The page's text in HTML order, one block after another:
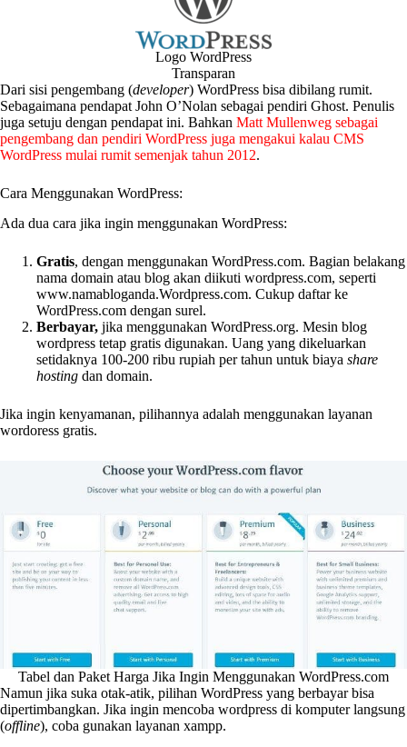
Logo WordPress
Transparan
Dari sisi pengembang (developer) WordPress bisa dibilang rumit.
Sebagaimana pendapat John O’Nolan sebagai pendiri Ghost. Penulis
juga setuju dengan pendapat ini. Bahkan Matt Mullenweg sebagai
pengembang dan pendiri WordPress juga mengakui kalau CMS
WordPress mulai rumit semenjak tahun 2012.
Cara Menggunakan WordPress:
Ada dua cara jika ingin menggunakan WordPress:
Gratis, dengan menggunakan WordPress.com. Bagian belakang
nama domain atau blog akan diikuti wordpress.com, seperti
www.namabloganda.Wordpress.com. Cukup daftar ke
WordPress.com dengan surel.
Berbayar, jika menggunakan WordPress.org. Mesin blog
wordpress tetap gratis digunakan. Uang yang dikeluarkan
setidaknya 100-200 ribu rupiah per tahun untuk biaya share
hosting dan domain.
Jika ingin kenyamanan, pilihannya adalah menggunakan layanan
wordoress gratis.
Tabel dan Paket Harga Jika Ingin Menggunakan WordPress.com
Namun jika suka otak-atik, pilihan WordPress yang berbayar bisa
dipertimbangkan. Jika ingin mencoba wordpress di komputer langsung
(offline), coba gunakan layanan xampp.